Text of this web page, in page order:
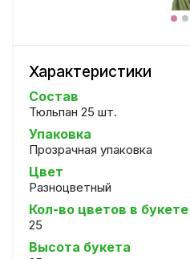
Характеристики
Состав
Тюльпан 25 шт.
Упаковка
Прозрачная упаковка
Цвет
Разноцветный
Кол-во цветов в букете
25
Высота букета